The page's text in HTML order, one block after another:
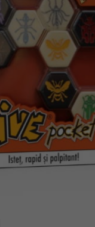
/ LIMBA SITE-ULUI
просматривать
dată, apoi vă vom salva